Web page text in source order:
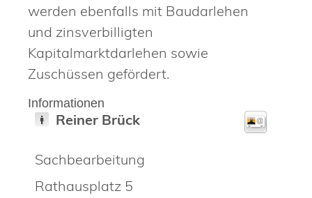
werden ebenfalls mit Baudarlehen
und zinsverbilligten
Kapitalmarktdarlehen sowie
Zuschüssen gefördert.
Informationen
Reiner Brück
Sachbearbeitung
Rathausplatz 5